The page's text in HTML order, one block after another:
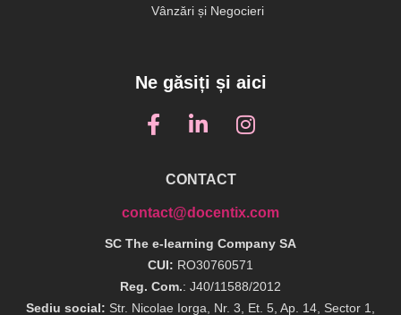
Vânzări și Negocieri
Ne găsiți și aici
CONTACT
contact@docentix.com
SC The e-learning Company SA
CUI: RO30760571
Reg. Com.: J40/11588/2012
Sediu social: Str. Nicolae Iorga, Nr. 3, Et. 5, Ap. 14, Sector 1,